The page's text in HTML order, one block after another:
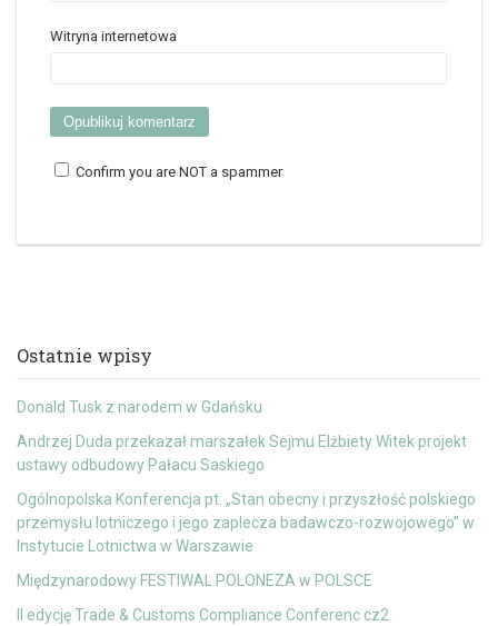
Witryna internetowa
Confirm you are NOT a spammer
Ostatnie wpisy
Donald Tusk z narodem w Gdańsku
Andrzej Duda przekazał marszałek Sejmu Elżbiety Witek projekt
ustawy odbudowy Pałacu Saskiego
Ogólnopolska Konferencja pt. „Stan obecny i przyszłość polskiego
przemysłu lotniczego i jego zaplecza badawczo-rozwojowego” w
Instytucie Lotnictwa w Warszawie
Międzynarodowy FESTIWAL POLONEZA w POLSCE
II edycję Trade & Customs Compliance Conferenc cz2